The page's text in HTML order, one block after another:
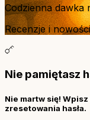
Codzienna dawka
Recenzje i nowości
Nie pamiętasz
Nie martw się!
zresetowania hasła.